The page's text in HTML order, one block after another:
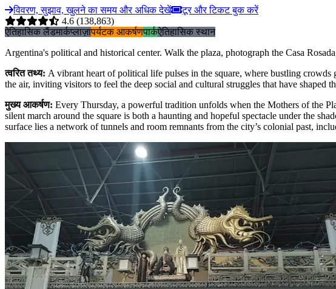
विवरण, सुझाव, खुलने का समय और अधिक देखें
टूर और टिकट बुक करें
4.6 (138,863)
ऐतिहासिक लैंडमार्कप्लाज़ापर्यटक आकर्षणपार्कऐतिहासिक स्थान
Argentina's political and historical center. Walk the plaza, photograph the Casa
त्वरित तथ्य: A vibrant heart of political life pulses in the square, where bustling crowds
the air, inviting visitors to feel the deep social and cultural struggles that have shaped
मुख्य आकर्षण: Every Thursday, a powerful tradition unfolds when the Mothers of the
silent march around the square is both a haunting and hopeful spectacle under the
surface lies a network of tunnels and room remnants from the city’s colonial past,